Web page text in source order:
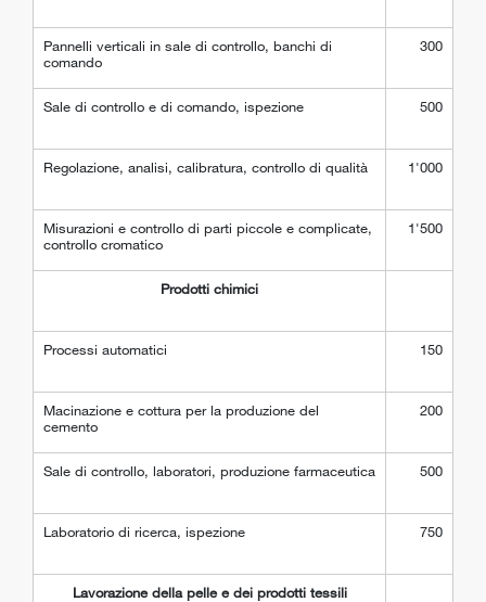
Pannelli verticali in sale di controllo, banchi di
comando
300
Sale di controllo e di comando, ispezione 500
Regolazione, analisi, calibratura, controllo di qualità 1'000
Misurazioni e controllo di parti piccole e complicate,
controllo cromatico
1'500
Prodotti chimici
Processi automatici 150
Macinazione e cottura per la produzione del
cemento
200
Sale di controllo, laboratori, produzione farmaceutica 500
Laboratorio di ricerca, ispezione 750
Lavorazione della pelle e dei prodotti tessili